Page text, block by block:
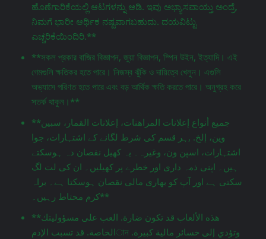
ಹೊಣೆಗಾರಿಕೆಯಲ್ಲಿ ಆಟಗಳನ್ನು ಆಡಿ. ಇವು ಅಭ್ಯಾಸವಾಯ್ತು ಅಂದ್ರೆ,
ನಿಮಗೆ ಭಾರೀ ಆರ್ಥಿಕ ನಷ್ಟವಾಗಬಹುದು. ದಯವಿಟ್ಟು
ಎಚ್ಚರಿಕೆಯಿಂದಿರಿ.**
**সকল প্রকার বাজির বিজ্ঞাপন, জুয়া বিজ্ঞাপন, স্পিন উইন, ইত্যাদি। এই
গেমগুলি ক্ষতিকর হতে পারে। নিজস্ব ঝুঁকি ও দায়িত্বে খেলুন। এগুলি
অভ্যাসে পরিণত হতে পারে এবং বড় আর্থিক ক্ষতি করতে পারে। অনুগ্রহ করে
সতর্ক থাকুন।**
**جميع أنواع إعلانات المراهنات، إعلانات القمار، سبين
وين، إلخ. ,ہر قسم کی شرط لگانے کے اشتہارات، جوا
اشتہارات، اسپن ون، وغیرہ۔ یہ کھیل نقصان دہ ہوسکتے
ہیں۔ اپنی ذمہ داری اور خطرے پر کھیلیں۔ ان کی لت لگ
سکتی ہے اور آپ کو بھاری مالی نقصان ہوسکتا ہے۔ براہ
کرم محتاط رہیں۔**
**هذه الألعاب قد تكون ضارة. العب على مسؤوليتك
الخاصة. قد تسبب الإدمান وتؤدي إلى خسائر مالية كبيرة.